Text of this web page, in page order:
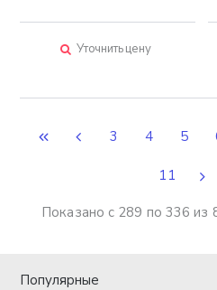
Уточнить цену
3 4 5
11
Показано с 289 по 336 из
Популярные